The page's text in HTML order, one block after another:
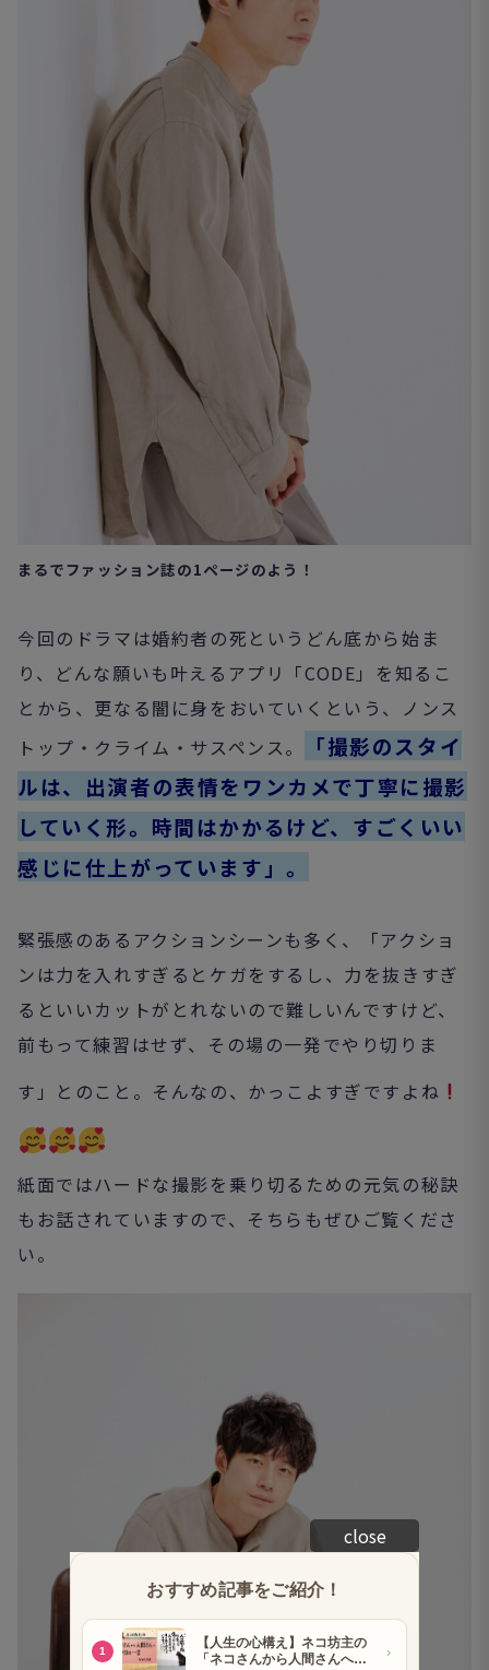
まるでファッション誌の1ページのよう！
今回のドラマは婚約者の死というどん底から始ま
り、どんな願いも 叶える アプリ「CODE」を知るこ
とから、更なる闇に身をおいていくという、ノンス
トップ・クライム・サスペンス。
「撮影のスタイ
ルは、出演者の表情をワンカメで丁寧に撮影
していく形。時間はかかるけど、すごくいい
感じに仕上がっています」。
緊張感のあるアクションシーンも多く、
「アクショ
ンは力を入れすぎるとケガをするし、力を抜きすぎ
るといいカットがとれないので難しいんですけど、
前もって練習はせず、その場の一発でやり切りま
す」とのこと。そんな の、かっこよすぎですよね
紙面ではハードな撮影を乗り切るための元気の秘訣
もお話されていますので、そちらもぜひご覧くださ
い。
close